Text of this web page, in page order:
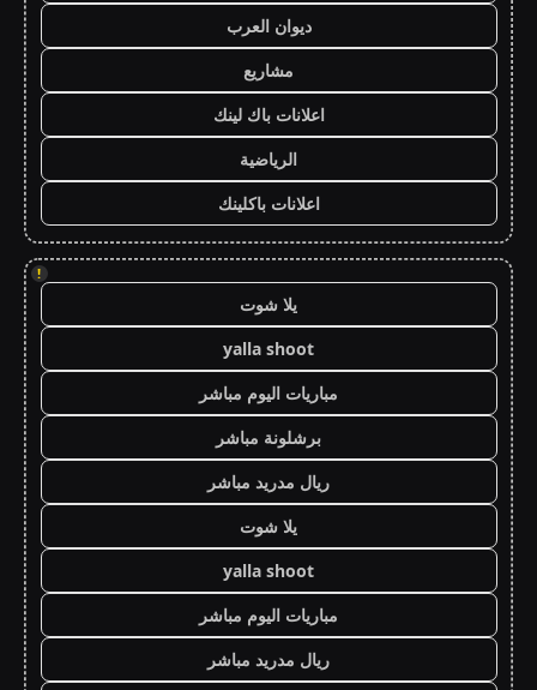
ديوان العرب
مشاريع
اعلانات باك لينك
الرياضية
اعلانات باكلينك
!
يلا شوت
yalla shoot
مباريات اليوم مباشر
برشلونة مباشر
ريال مدريد مباشر
يلا شوت
yalla shoot
مباريات اليوم مباشر
ريال مدريد مباشر